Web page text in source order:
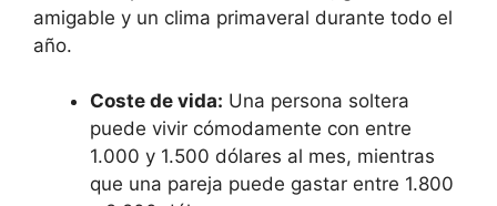
amigable y un clima primaveral durante todo el
año.
Coste de vida: Una persona soltera
puede vivir cómodamente con entre
1.000 y 1.500 dólares al mes, mientras
que una pareja puede gastar entre 1.800